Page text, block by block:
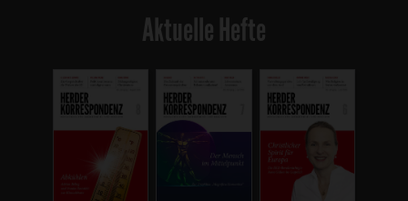
Aktuelle Hefte